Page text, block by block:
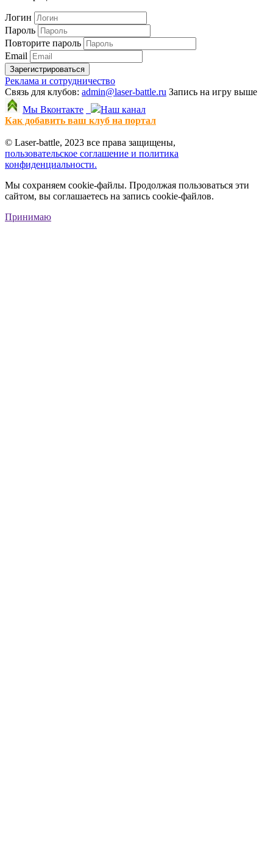
Логин
Пароль
Повторите пароль
Email
Зарегистрироваться
Реклама и сотрудничество
Связь для клубов: admin@laser-battle.ru Запись на игру выше
Мы Вконтакте
Наш канал
Как добавить ваш клуб на портал
© Laser-battle, 2023 все права защищены,
пользовательское соглашение и политика
конфиденциальности.
Мы сохраняем cookie-файлы. Продолжая пользоваться эти
сайтом, вы соглашаетесь на запись cookie-файлов.
Принимаю